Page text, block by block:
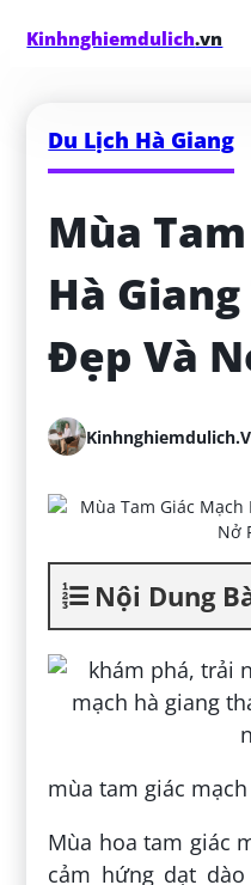
Kinhnghiemdulich.vn
Du Lịch Hà Giang
Mùa
Hà
Đẹp Và
Nội Dung
mùa tam giác
Mùa hoa tam giác
cảm hứng dạt